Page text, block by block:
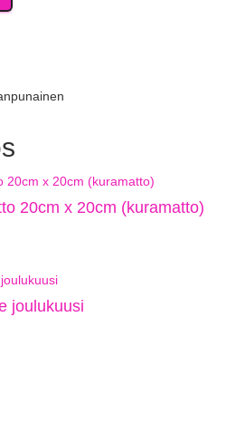
20cm x 20cm (kuramatto)
joulukuusi